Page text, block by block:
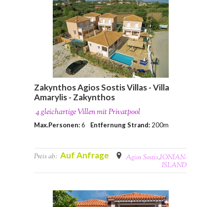
Zakynthos Agios Sostis Villas - Villa
Amarylis - Zakynthos
4 gleichartige Villen mit Privatpool
Max.Personen:6 Entfernung Strand: 200m
Preis ab: Auf Anfrage Agios Sostis,IONIAN-
ISLAND